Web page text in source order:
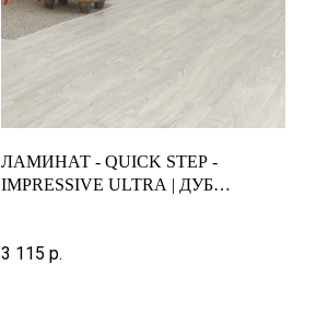
ЛАМИНАТ - QUICK STEP -
IMPRESSIVE ULTRA | ДУБ
3 115 р.